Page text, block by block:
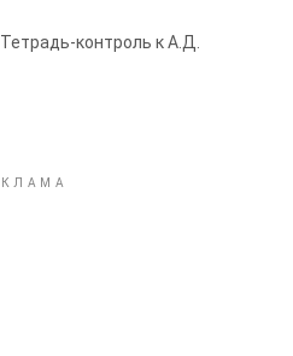
Тетрадь-контроль к А.Д.